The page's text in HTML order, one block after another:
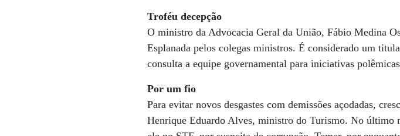
Troféu decepção
O ministro da Advocacia Geral da União, Fábio Medina
Esplanada pelos colegas ministros. É considerado um
consulta a equipe governamental para iniciativas
Por um fio
Para evitar novos desgastes com demissões açodadas,
Henrique Eduardo Alves, ministro do Turismo. No último